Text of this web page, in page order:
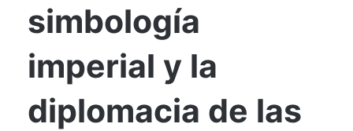
simbología
imperial y la
diplomacia de las